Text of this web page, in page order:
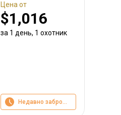
Цена от
$1,016
за 1 день, 1 охотник
Недавно забронировано